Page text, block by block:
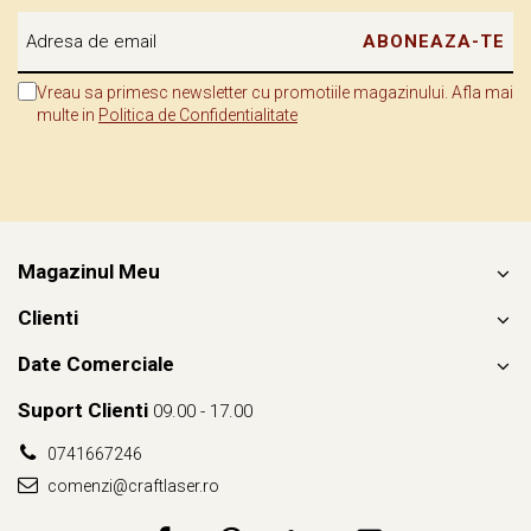
Vreau sa primesc newsletter cu promotiile magazinului. Afla mai
multe in Politica de Confidentialitate
Magazinul Meu
Clienti
Date Comerciale
Suport Clienti 09.00 - 17.00
0741667246
comenzi@craftlaser.ro